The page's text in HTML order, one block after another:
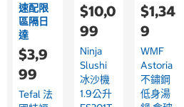
速配限
區隔日
達
$3,9
99
Tefal 法
$10,0
99
Ninja
Slushi
冰沙機
1.9公升
$1,34
9
WMF
Astoria
不鏽鋼
低身湯